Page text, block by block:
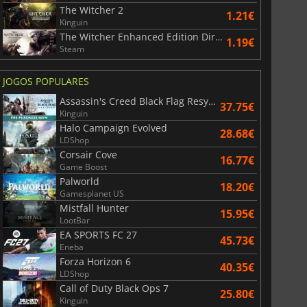
WARHAMMER 3The Witcher 2
Kinguin 1.21€
The Witcher Enhanced Edition Director's Cut
Steam 1.19€
JOGOS POPULARES
Assassin's Creed Black Flag Resynced
Kinguin 37.75€
Halo Campaign Evolved
LDShop 28.68€
Corsair Cove
Game Boost 16.77€
Palworld
Gamesplanet US 18.20€
Mistfall Hunter
LootBar 15.95€
EA SPORTS FC 27
Eneba 45.73€
Forza Horizon 6
LDShop 40.35€
Call of Duty Black Ops 7
Kinguin 25.80€